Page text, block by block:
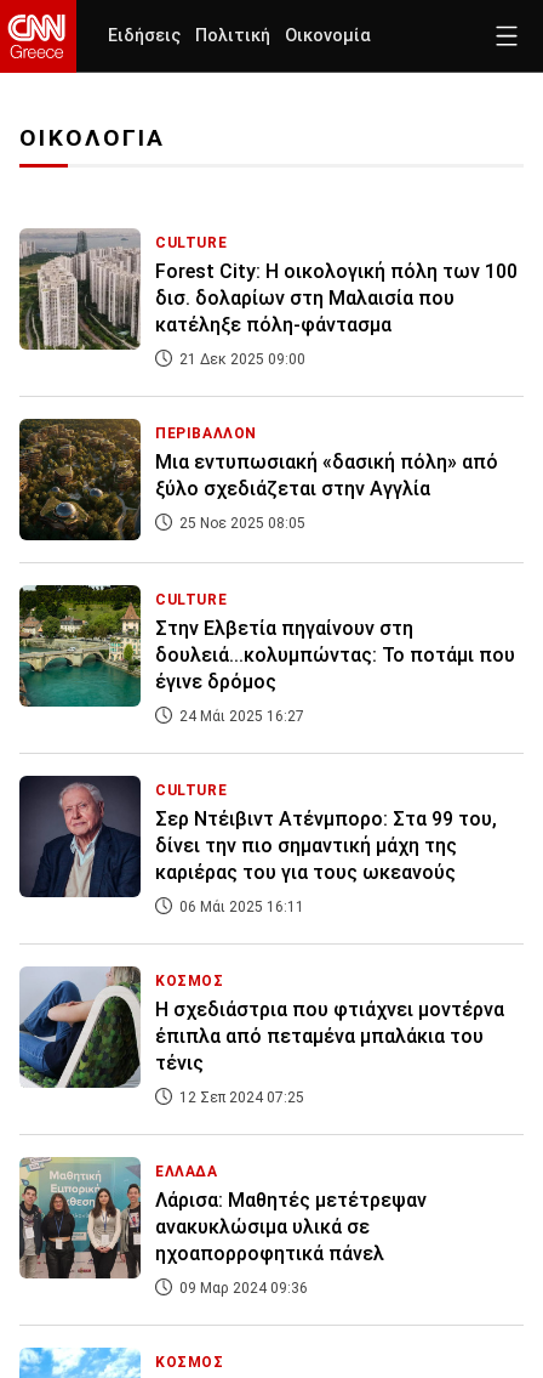
Ειδήσεις Πολιτική Οικονομία
ΟΙΚΟΛΟΓΙΑ
CULTURE
Forest City: Η οικολογική πόλη των 100
δισ. δολαρίων στη Μαλαισία που
κατέληξε πόλη-φάντασμα
21 Δεκ 2025 09:00
ΠΕΡΙΒΑΛΛΟΝ
Μια εντυπωσιακή «δασική πόλη» από
ξύλο σχεδιάζεται στην Αγγλία
25 Νοε 2025 08:05
CULTURE
Στην Ελβετία πηγαίνουν στη
δουλειά...κολυμπώντας: Το ποτάμι που
έγινε δρόμος
24 Μάι 2025 16:27
CULTURE
Σερ Ντέιβιντ Ατένμπορο: Στα 99 του,
δίνει την πιο σημαντική μάχη της
καριέρας του για τους ωκεανούς
06 Μάι 2025 16:11
ΚΟΣΜΟΣ
Η σχεδιάστρια που φτιάχνει μοντέρνα
έπιπλα από πεταμένα μπαλάκια του
τένις
12 Σεπ 2024 07:25
ΕΛΛΑΔΑ
Λάρισα: Μαθητές μετέτρεψαν
ανακυκλώσιμα υλικά σε
ηχοαπορροφητικά πάνελ
09 Μαρ 2024 09:36
ΚΟΣΜΟΣ